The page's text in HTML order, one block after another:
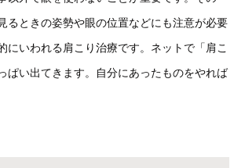
るときの姿勢や眼の位置などにも注意が必要
にいわれる肩こり治療です。ネットで「肩こ
ぱい出てきます。自分にあったものをやれば